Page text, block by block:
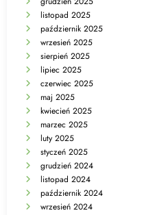
listopad 2025
październik 2025
wrzesień 2025
sierpień 2025
lipiec 2025
czerwiec 2025
maj 2025
kwiecień 2025
marzec 2025
luty 2025
styczeń 2025
grudzień 2024
listopad 2024
październik 2024
wrzesień 2024